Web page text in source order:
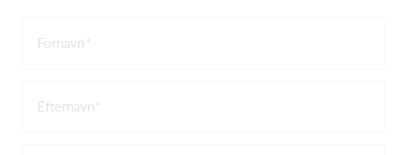
Fornavn
Efternavn